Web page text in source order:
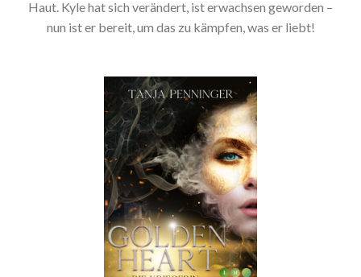
Haut. Kyle hat sich verändert, ist erwachsen geworden –
nun ist er bereit, um das zu kämpfen, was er liebt!